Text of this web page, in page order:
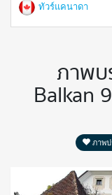
ทัวร์แคนาดา
ภาพบ
Balkan
ภาพป